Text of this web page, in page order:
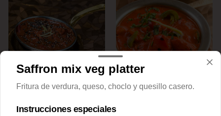
Achari chicken Adraki chicken
Saffron mix veg platter
Fritura de verdura, queso, choclo y quesillo casero.
Instrucciones especiales